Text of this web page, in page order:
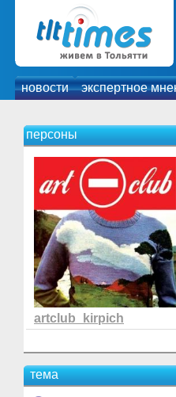
новости экспертное
персоны
artclub_kirpich
тема